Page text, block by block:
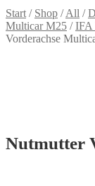
Start / Shop /All /
Multicar M25 /IFA
Vorderachse
Nutmutter